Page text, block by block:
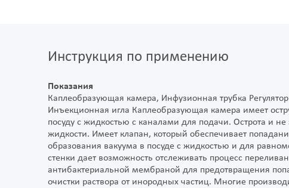
Инструкция по применению
Показания
Каплеобразующая камера, Инфузионная трубка
Инъекционная игла Каплеобразующая камера имеет
посуду с жидкостью с каналами для подачи. Острота и
жидкости. Имеет клапан, который обеспечивает
образования вакуума в посуде с жидкостью и для
стенки дает возможность отслеживать процесс
антибактериальной мембраной для предотвращения
очистки раствора от инородных частиц. Многие